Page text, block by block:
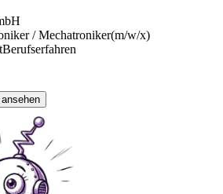
/ Mechatroniker(m/w/x)
Berufserfahren